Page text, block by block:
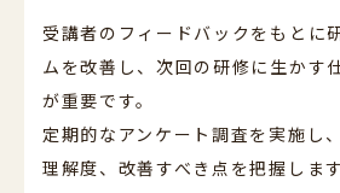
受講者のフィードバックをもとに
ムを改善し、次回の研修に生かす
が重要です。
定期的なアンケート調査を実施し
理解度、改善すべき点を把握します